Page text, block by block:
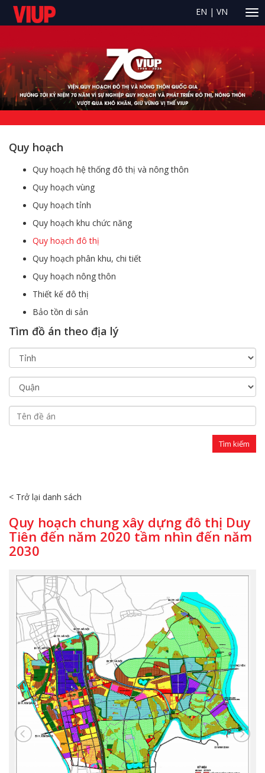
EN | VN
Quy hoạch
Quy hoạch hệ thống đô thị và nông thôn
Quy hoạch vùng
Quy hoạch tỉnh
Quy hoạch khu chức năng
Quy hoạch đô thị
Quy hoạch phân khu, chi tiết
Quy hoạch nông thôn
Thiết kế đô thị
Bảo tồn di sản
Tìm đồ án theo địa lý
< Trở lại danh sách
Quy hoạch chung xây dựng đô thị Duy
Tiên đến năm 2020 tầm nhìn đến năm
2030